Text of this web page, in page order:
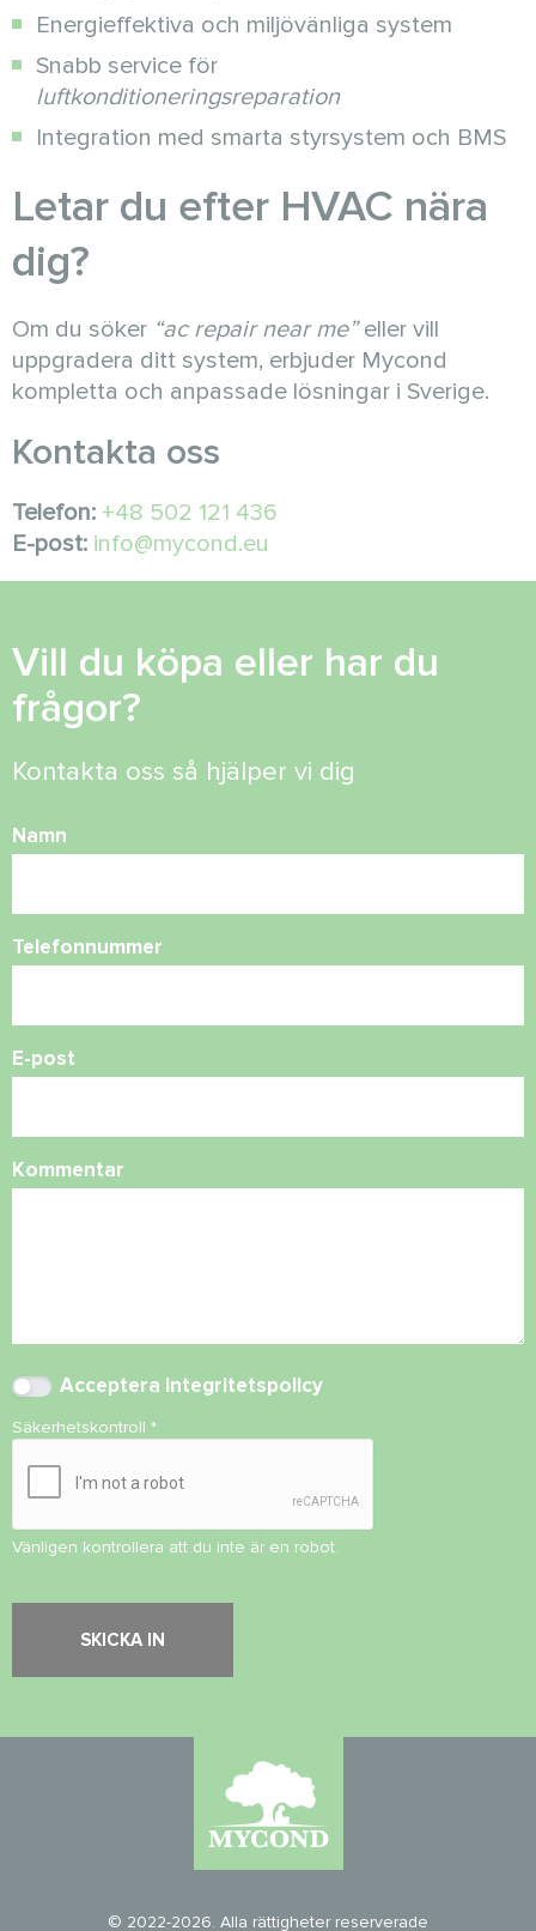
Energieffektiva och miljövänliga system
Snabb service för
luftkonditioneringsreparation
Integration med smarta styrsystem och BMS
Letar du efter HVAC nära
dig?
Om du söker “ac repair near me”eller vill
uppgradera ditt system, erbjuder Mycond
kompletta och anpassade lösningar i Sverige.
Kontakta oss
Telefon: +48 502 121 436
E-post: info@mycond.eu
Vill du köpa eller har du
frågor?
Kontakta oss så hjälper vi dig
Namn
Telefonnummer
E-post
Kommentar
Acceptera integritetspolicy
Säkerhetskontroll *
Vänligen kontrollera att du inte är en robot.
© 2022-2026. Alla rättigheter reserverade